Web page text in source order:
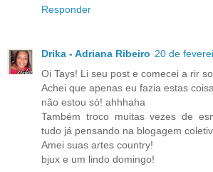
Responder
Drika - Adriana Ribeiro 20 de
Oi Tays! Li seu post e comecei a rir
Achei que apenas eu fazia estas
não estou só! ahhhaha
Também troco muitas vezes de
tudo já pensando na blogagem
Amei suas artes country!
bjux e um lindo domingo!